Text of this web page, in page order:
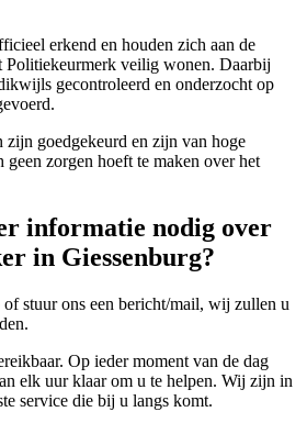
erkend en houden zich aan de
Politiekeurmerk veilig wonen. Daarbij
gecontroleerd en onderzocht op
zijn goedgekeurd en zijn van hoge
zorgen hoeft te maken over het
informatie nodig over
in Giessenburg?
stuur ons een bericht/mail, wij zullen u
Op ieder moment van de dag
elk uur klaar om u te helpen. Wij zijn in
service die bij u langs komt.